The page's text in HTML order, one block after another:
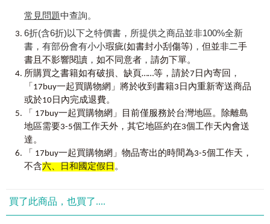
虛擬點讀筆──
只需一鍵下載，就能離線聆聽，最好用的線上音檔App！
線上下載「Youtor App」（內含VRP虛擬點讀筆）
為了幫助讀者更方便使用本書，特別領先全世界開發「VRP
虛擬點讀筆」（Virtual Reading Pen），讓讀者可以更有效率
地利用本書學習、聽取本書的音檔。讀者只要將本書結合已
安裝「Youtor App」（內含VRP虛擬點讀筆）的手機，就能立
即使用手機隨時掃描書中的QR Code聽取本書的小故事、中英
文單字與句型。「VRP虛擬點讀筆」是以點讀筆的概念做開
發設計，每次重新啟動時需要再次掃描QR Code。更多細節，
請參見下方使用說明。
使用說明】
五大使用方式──針對不同需求的全方位設計：
字。
字典式：使用索引中的字母順序，查詢不會的單字，加深印
補充重要片語用法說明，輕鬆衍生學習效能。
附冊羅列多益專有名詞，引爆題目解析威力。
詳列致命形似混淆字彙，獨門加持高分魔力。
獨家貼心隨身學習設計，多多勤讀保證受益。
這本書的完成要感謝文藻外語學院翻譯系畢業的洪誼苓
小姐悉心潤飾中文翻譯，英語科畢業杜芸甄同學的辛勤校
稿，摯友牛津英語大師路易思給予諸多剴切建議，還有國立
高雄師範大學英語系博士班陳靖奇教授特別撥冗審訂。切盼
《全新制TOEIC多益單字放口袋》的出版能夠帶給廣大新多益
考生既新且多的助益。
蘇秦
the test one can see that it purposes international communication.
常見問題中查詢。
6折(含6折)以下之特價書，所提供之商品並非100%全新
書，有部份會有小小瑕疵(如書封小刮傷等) ， 但並非二手
書且不影響閱讀 ， 如不同意者 ， 請勿下單。
所購買之書籍如有破損、缺頁……等，請於7日內寄回 ，
「17buy一起買購物網」將於收到書籍3日內重新寄送商品
或於10日內完成退費。
「 17buy一起買購物網」目前僅服務於台灣地區。除離島
地區需要3-5個工作天外，其它地區約在3個工作天內會送
達。
「 17buy一起買購物網」物品寄出的時間為3-5個工作天，
不含六、日和國定假日 。
買了此商品，也買了....